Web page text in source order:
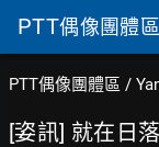
PTT偶像團體區
PTT偶像團體區 /
[姿訊] 就在日